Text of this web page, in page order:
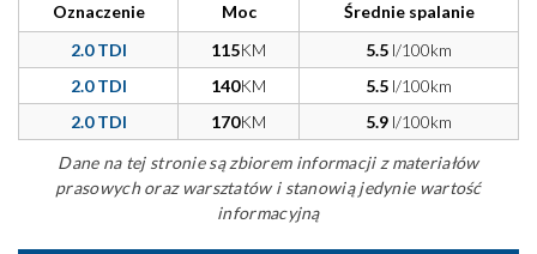
Oznaczenie Moc
Średnie spalanie
2.0 TDI
115KM 5.5 l/100km
2.0 TDI
140KM 5.5 l/100km
2.0 TDI
170KM 5.9 l/100km
Dane na tej stronie są zbiorem informacji z materiałów
prasowych oraz warsztatów i stanowią jedynie wartość
informacyjną